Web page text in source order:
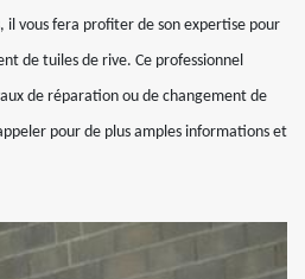
il vous fera profiter de son expertise pour
de tuiles de rive. Ce professionnel
de réparation ou de changement de
pour de plus amples informations et